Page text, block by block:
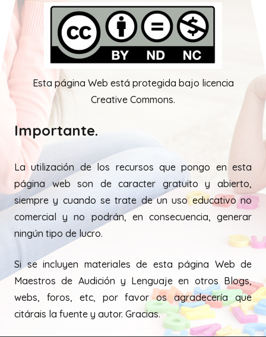
Esta página Web está protegida bajo licencia
Creative Commons.
Importante.
La utilización de los recursos que pongo en esta
página web son de caracter gratuito y abierto,
siempre y cuando se trate de un uso educativo no
comercial y no podrán, en consecuencia, generar
ningún tipo de lucro.
Si se incluyen materiales de esta página Web de
Maestros de Audición y Lenguaje en otros Blogs,
webs, foros, etc, por favor os agradecería que
citárais la fuente y autor. Gracias.